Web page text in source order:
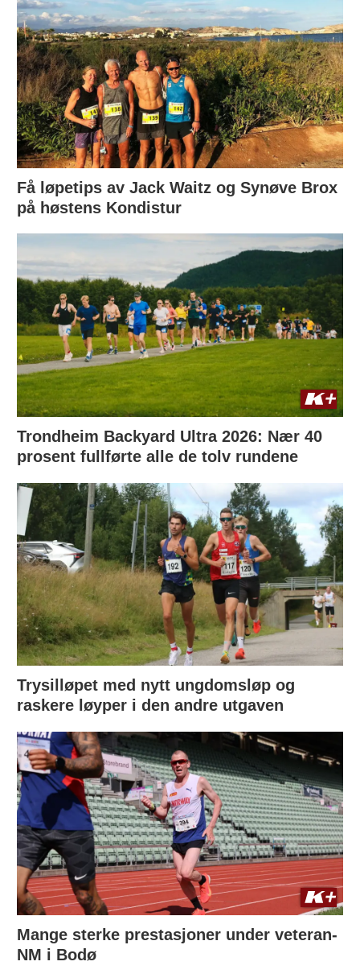
Få løpetips av Jack Waitz og Synøve Brox
på høstens Kondistur
Trondheim Backyard Ultra 2026: Nær 40
prosent fullførte alle de tolv rundene
Trysilløpet med nytt ungdomsløp og
raskere løyper i den andre utgaven
Mange sterke prestasjoner under veteran-
NM i Bodø